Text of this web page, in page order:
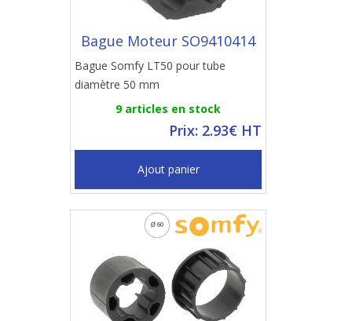
Bague Moteur SO9410414
Bague Somfy LT50 pour tube
diamètre 50 mm
9 articles en stock
Prix: 2.93€ HT
Ajout panier